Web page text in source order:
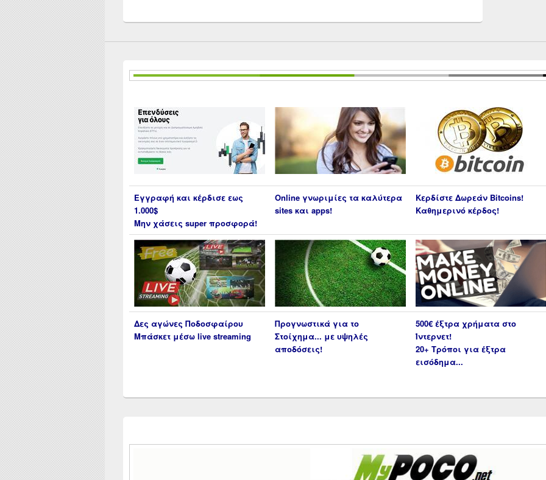
Εγγραφή και κέρδισε εως
1.000$
Μην χάσεις super προσφορά!
Online γνωριμίες τα καλύτερα
sites και apps!
Κερδίστε Δωρεάν Bitcoins!
Καθημερινό κέρδος!
Δες αγώνες Ποδοσφαίρου
Μπάσκετ μέσω live streaming
Προγνωστικά για το
Στοίχημα... με υψηλές
αποδόσεις!
500€ έξτρα χρήματα στο
Ίντερνετ!
20+ Τρόποι για έξτρα
εισόδημα...